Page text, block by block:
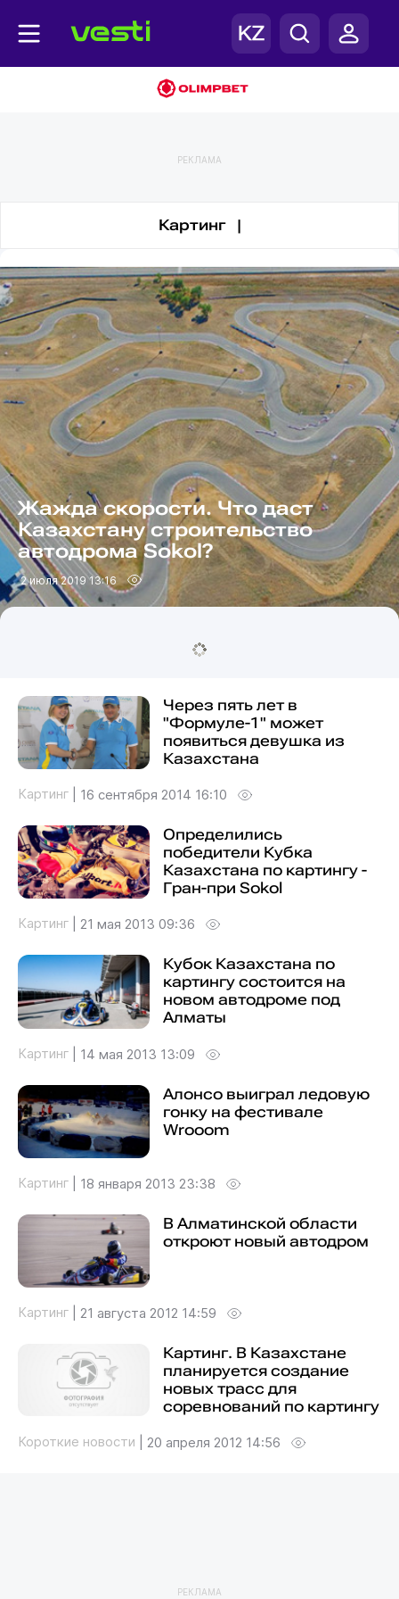
РЕКЛАМА
Картинг |
Жажда скорости. Что даст
Казахстану строительство
автодрома Sokol?
2 июля 2019 13:16
Через пять лет в
"Формуле-1" может
появиться девушка из
Казахстана
Картинг 16 сентября 2014 16:10
Определились
победители Кубка
Казахстана по картингу -
Гран-при Sokol
Картинг 21 мая 2013 09:36
Кубок Казахстана по
картингу состоится на
новом автодроме под
Алматы
Картинг 14 мая 2013 13:09
Алонсо выиграл ледовую
гонку на фестивале
Wrooom
Картинг 18 января 2013 23:38
В Алматинской области
откроют новый автодром
Картинг 21 августа 2012 14:59
Картинг. В Казахстане
планируется создание
новых трасс для
соревнований по картингу
Короткие новости 20 апреля 2012 14:56
РЕКЛАМА